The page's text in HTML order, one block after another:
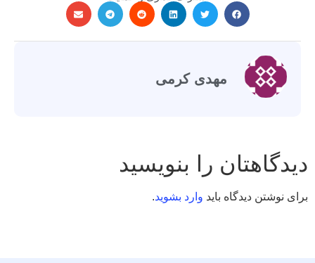
مهدی کرمی
دیدگاهتان را بنویسید
برای نوشتن دیدگاه باید وارد بشوید.